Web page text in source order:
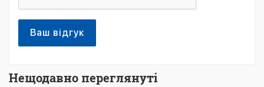
Ваш відгук
Нещодавно переглянуті